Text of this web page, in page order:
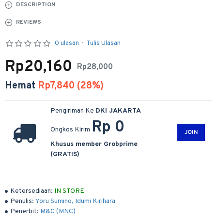
DESCRIPTION
REVIEWS
Ketersediaan: IN STORE
Penulis: Yoru Sumino, Idumi Kirihara
Penerbit: M&C (MNC)
0 ulasan - Tulis Ulasan
Rp28,000
Rp20,160
Hemat Rp7,840 (28%)
Pengiriman Ke DKI JAKARTA
Ongkos Kirim Rp 0
Khusus member Grobprime
(GRATIS)
JOIN